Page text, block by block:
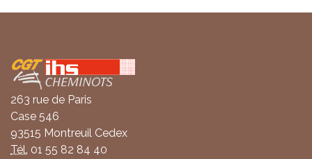
Coordonnées
263 rue de Paris
Case 546
93515 Montreuil Cedex
Tél. 01 55 82 84 40